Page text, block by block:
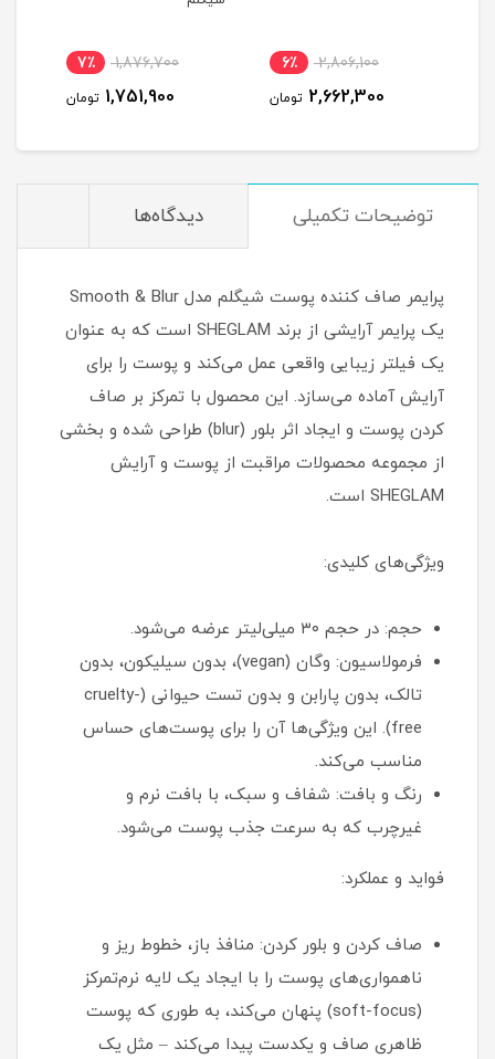
2,806,100 6٪
2,662,300 تومان
1,876,700 7٪
1,751,900 تومان
توضیحات تکمیلی دیدگاه‌ها
پرایمر صاف کننده پوست شیگلم مدل Smooth & Blur
یک پرایمر آرایشی از برند SHEGLAM است که به عنوان
یک فیلتر زیبایی واقعی عمل می‌کند و پوست را برای
آرایش آماده می‌سازد. این محصول با تمرکز بر صاف
کردن پوست و ایجاد اثر بلور (blur) طراحی شده و بخشی
از مجموعه محصولات مراقبت از پوست و آرایش
SHEGLAM است.
ویژگی‌های کلیدی:
حجم: در حجم ۳۰ میلی‌لیتر عرضه می‌شود.
فرمولاسیون: وگان (vegan)، بدون سیلیکون، بدون
تالک، بدون پارابن و بدون تست حیوانی (cruelty-
free). این ویژگی‌ها آن را برای پوست‌های حساس
مناسب می‌کند.
رنگ و بافت: شفاف و سبک، با بافت نرم و
غیرچرب که به سرعت جذب پوست می‌شود.
فواید و عملکرد:
صاف کردن و بلور کردن: منافذ باز، خطوط ریز و
ناهمواری‌های پوست را با ایجاد یک لایه نرم‌تمرکز
(soft-focus) پنهان می‌کند، به طوری که پوست
ظاهری صاف و یکدست پیدا می‌کند – مثل یک